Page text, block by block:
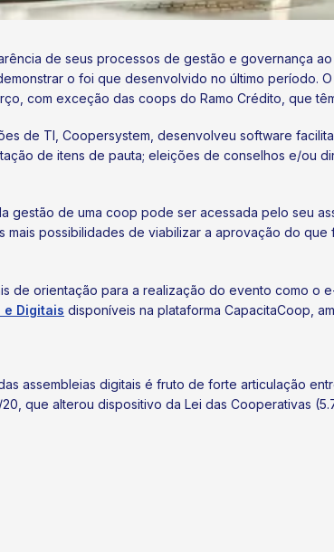
de seus processos de gestão e governança
o foi que desenvolvido no último período.
com exceção das coops do Ramo Crédito, que
de TI, Coopersystem, desenvolveu software
de itens de pauta; eleições de conselhos e/ou
gestão de uma coop pode ser acessada pelo seu
mais possibilidades de viabilizar a aprovação do
de orientação para a realização do evento como o
e Digitais disponíveis na plataforma CapacitaCoop,
assembleias digitais é fruto de forte articulação
que alterou dispositivo da Lei das Cooperativas